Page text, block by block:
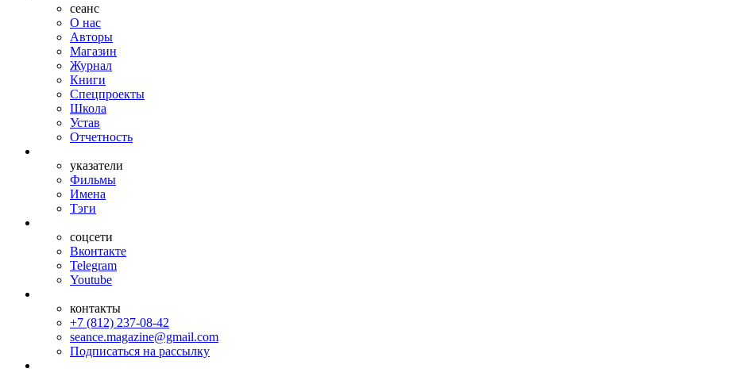
сеанс
О нас
Авторы
Магазин
Журнал
Книги
Спецпроекты
Школа
Устав
Отчетность
указатели
Фильмы
Имена
Тэги
соцсети
Вконтакте
Telegram
Youtube
контакты
+7 (812) 237-08-42
seance.magazine@gmail.com
Подписаться на рассылку